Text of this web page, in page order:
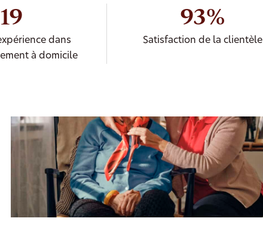
19
dans
à domicile
93%
Satisfaction de la clientèle